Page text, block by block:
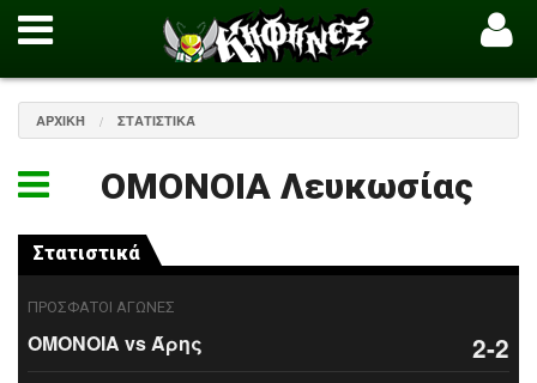
ΑΡΧΙΚΉ ΣΤΑΤΙΣΤΙΚΆ
ΟΜΟΝΟΙΑ Λευκωσίας
Στατιστικά
ΠΡΟΣΦΑΤΟΙ ΑΓΩΝΕΣ
ΟΜΟΝΟΙΑ vs Άρης 2-2